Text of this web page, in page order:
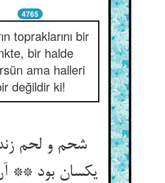
4765
topraklarını bir
bir halde
ama halleri
değildir ki!
شحم و لحم
یکسان بود **